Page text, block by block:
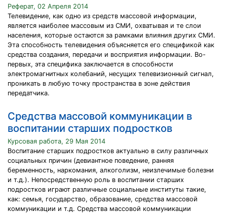
Реферат, 02 Апреля 2014
Телевидение, как одно из средств массовой информации,
является наиболее массовым из СМИ, охватывая и те слои
населения, которые остаются за рамками влияния других СМИ.
Эта способность телевидения объясняется его спецификой как
средства создания, передачи и восприятия информации. Во-
первых, эта специфика заключается в способности
электромагнитных колебаний, несущих телевизионный сигнал,
проникать в любую точку пространства в зоне действия
передатчика.
Средства массовой коммуникации в
воспитании старших подростков
Курсовая работа, 29 Мая 2014
Воспитание старших подростков актуально в силу различных
социальных причин (девиантное поведение, ранняя
беременность, наркомания, алкоголизм, неизлечимые болезни
и т.д.). Непосредственную роль в воспитании старших
подростков играют различные социальные институты такие,
как: семья, государство, образование, средства массовой
коммуникации и т.д. Средства массовой коммуникации